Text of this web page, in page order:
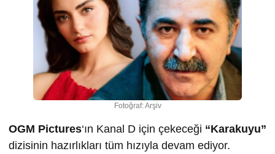
Fotoğraf: Arşiv
OGM Pictures‘ın Kanal D için çekeceği “Karakuyu”
dizisinin hazırlıkları tüm hızıyla devam ediyor.